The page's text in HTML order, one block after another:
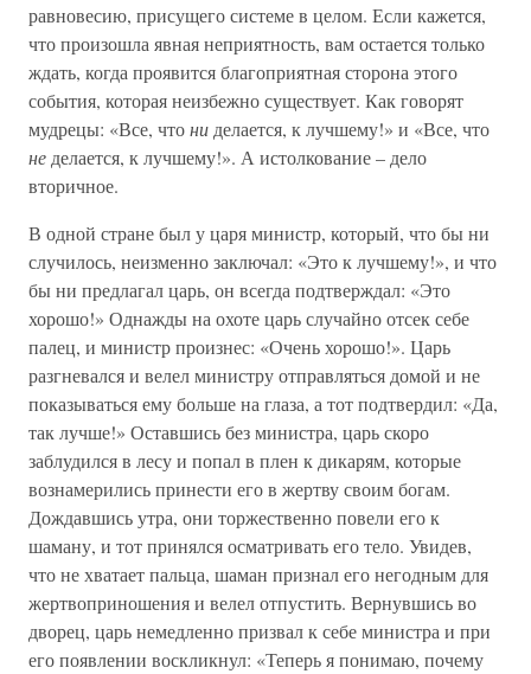
равновесию, присущего системе в целом. Если кажется,
что произошла явная неприятность, вам остается только
ждать, когда проявится благоприятная сторона этого
события, которая неизбежно существует. Как говорят
мудрецы: «Все, чтони делается, к лучшему!» и «Все, что
не делается, к лучшему!». А истолкование – дело
вторичное.
В одной стране был у царя министр, который, что бы ни
случилось, неизменно заключал: «Это к лучшему!», и что
бы ни предлагал царь, он всегда подтверждал: «Это
хорошо!» Однажды на охоте царь случайно отсек себе
палец, и министр произнес: «Очень хорошо!». Царь
разгневался и велел министру отправляться домой и не
показываться ему больше на глаза, а тот подтвердил: «Да,
так лучше!» Оставшись без министра, царь скоро
заблудился в лесу и попал в плен к дикарям, которые
вознамерились принести его в жертву своим богам.
Дождавшись утра, они торжественно повели его к
шаману, и тот принялся осматривать его тело. Увидев,
что не хватает пальца, шаман признал его негодным для
жертвоприношения и велел отпустить. Вернувшись во
дворец, царь немедленно призвал к себе министра и при
его появлении воскликнул: «Теперь я понимаю, почему